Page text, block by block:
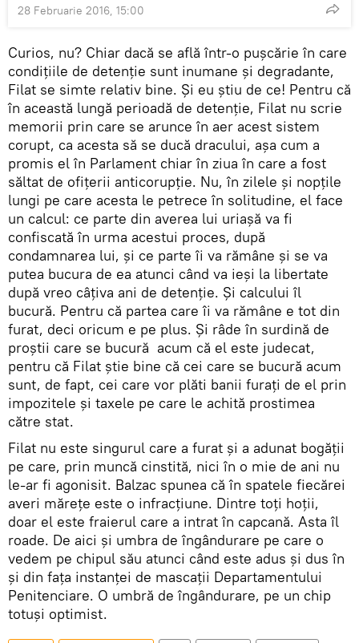
28 Februarie 2016, 15:00
Curios, nu? Chiar dacă se află într-o pușcărie în care
condițiile de detenție sunt inumane și degradante,
Filat se simte relativ bine. Și eu știu de ce! Pentru că
în această lungă perioadă de detenție, Filat nu scrie
memorii prin care se arunce în aer acest sistem
corupt, ca acesta să se ducă dracului, așa cum a
promis el în Parlament chiar în ziua în care a fost
săltat de ofițerii anticorupție. Nu, în zilele și nopțile
lungi pe care acesta le petrece în solitudine, el face
un calcul: ce parte din averea lui uriașă va fi
confiscată în urma acestui proces, după
condamnarea lui, și ce parte îi va rămâne și se va
putea bucura de ea atunci când va ieși la libertate
după vreo câțiva ani de detenție. Și calcului îl
bucură. Pentru că partea care îi va rămâne e tot din
furat, deci oricum e pe plus. Și râde în surdină de
proștii care se bucură acum că el este judecat,
pentru că Filat știe bine că cei care se bucură acum
sunt, de fapt, cei care vor plăti banii furați de el prin
impozitele și taxele pe care le achită prostimea
către stat.
Filat nu este singurul care a furat și a adunat bogății
pe care, prin muncă cinstită, nici în o mie de ani nu
le-ar fi agonisit. Balzac spunea că în spatele fiecărei
averi mărețe este o infracțiune. Dintre toți hoții,
doar el este fraierul care a intrat în capcană. Asta îl
roade. De aici și umbra de îngândurare pe care o
vedem pe chipul său atunci când este adus și dus în
și din fața instanței de mascații Departamentului
Penitenciare. O umbră de îngândurare, pe un chip
totuși optimist.